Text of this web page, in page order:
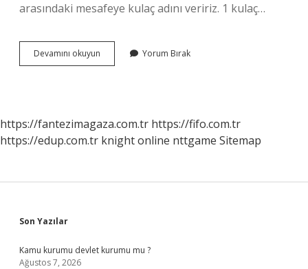
arasındaki mesafeye kulaç adını veririz. 1 kulaç…
Devamını okuyun
Kulaç
Yorum Bırak
https://fantezimagaza.com.tr https://fifo.com.tr
https://edup.com.tr knight online nttgame Sitemap
Sidebar
Son Yazılar
Kamu kurumu devlet kurumu mu ?
Ağustos 7, 2026